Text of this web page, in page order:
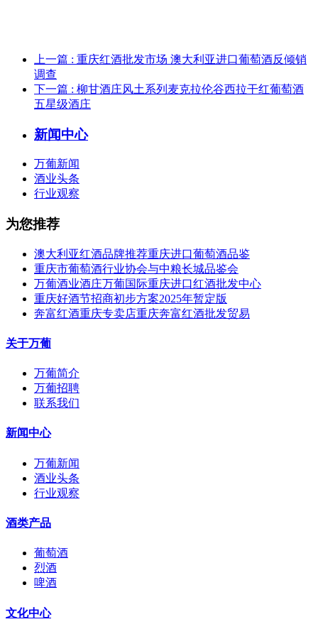
上一篇 : 重庆红酒批发市场 澳大利亚进口葡萄酒反倾销
调查
下一篇 : 柳甘酒庄风土系列麦克拉伦谷西拉干红葡萄酒
五星级酒庄
新闻中心
万葡新闻
酒业头条
行业观察
为您推荐
澳大利亚红酒品牌推荐重庆进口葡萄酒品鉴
重庆市葡萄酒行业协会与中粮长城品鉴会
万葡酒业酒庄万葡国际重庆进口红酒批发中心
重庆好酒节招商初步方案2025年暂定版
奔富红酒重庆专卖店重庆奔富红酒批发贸易
关于万葡
万葡简介
万葡招聘
联系我们
新闻中心
万葡新闻
酒业头条
行业观察
酒类产品
葡萄酒
烈酒
啤酒
文化中心